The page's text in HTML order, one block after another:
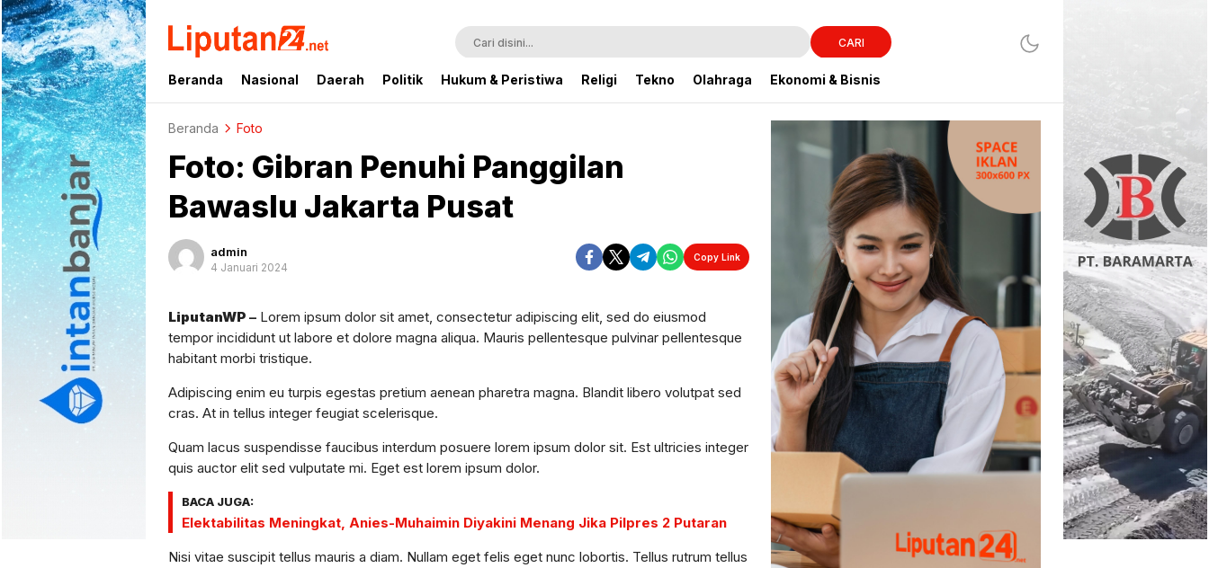
liputan24.net
CARI
Beranda Nasional Daerah Politik Hukum & Peristiwa Religi Tekno Olahraga Ekonomi & Bisnis
Beranda Foto
Foto: Gibran Penuhi Panggilan
Bawaslu Jakarta Pusat
admin
4 Januari 2024
Copy Link
LiputanWP – Lorem ipsum dolor sit amet, consectetur adipiscing elit, sed do eiusmod
tempor incididunt ut labore et dolore magna aliqua. Mauris pellentesque pulvinar pellentesque
habitant morbi tristique.
Adipiscing enim eu turpis egestas pretium aenean pharetra magna. Blandit libero volutpat sed
cras. At in tellus integer feugiat scelerisque.
Quam lacus suspendisse faucibus interdum posuere lorem ipsum dolor sit. Est ultricies integer
quis auctor elit sed vulputate mi. Eget est lorem ipsum dolor.
BACA JUGA:
Elektabilitas Meningkat, Anies-Muhaimin Diyakini Menang Jika Pilpres 2 Putaran
Nisi vitae suscipit tellus mauris a diam. Nullam eget felis eget nunc lobortis. Tellus rutrum tellus